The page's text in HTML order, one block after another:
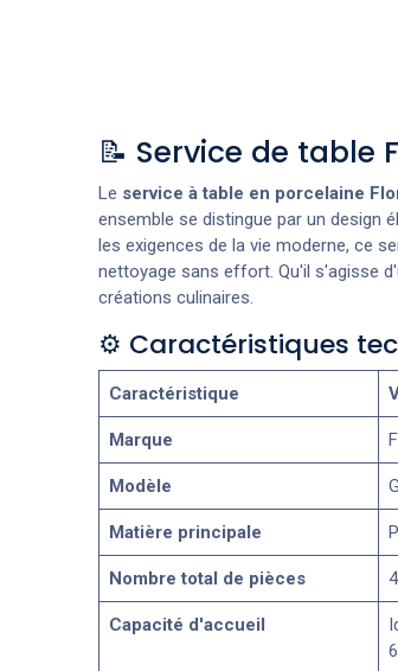
📝 Service de table
Le service à table en porcelaine
ensemble se distingue par un design
les exigences de la vie moderne, ce
nettoyage sans effort. Qu'il s'agisse
créations culinaires.
⚙️ Caractéristiques
Caractéristique
Marque
Modèle
Matière principale
Nombre total de pièces
Capacité d'accueil